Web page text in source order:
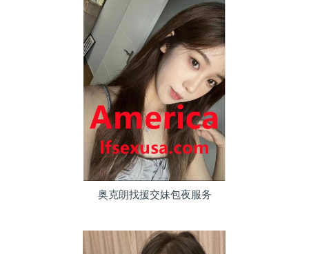
奥克朗找援交妹包夜服务